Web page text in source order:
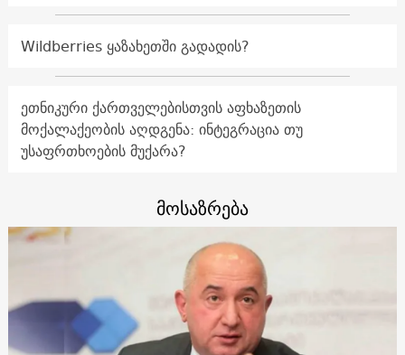
Wildberries ყაზახეთში გადადის?
ეთნიკური ქართველებისთვის აფხაზეთის
მოქალაქეობის აღდგენა: ინტეგრაცია თუ
უსაფრთხოების მუქარა?
მოსაზრება